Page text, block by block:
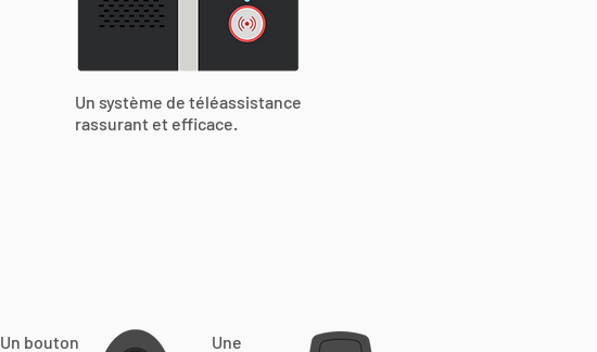
Un système de téléassistance
rassurant et efficace.
Un bouton
Une